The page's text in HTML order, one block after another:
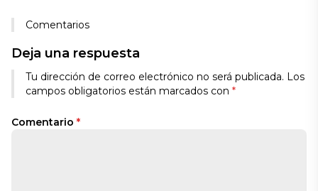
Comentarios
Deja una respuesta
Tu dirección de correo electrónico no será publicada. Los
campos obligatorios están marcados con *
Comentario *